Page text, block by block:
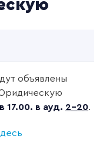
объявлены
17.00. в ауд. 2-20.